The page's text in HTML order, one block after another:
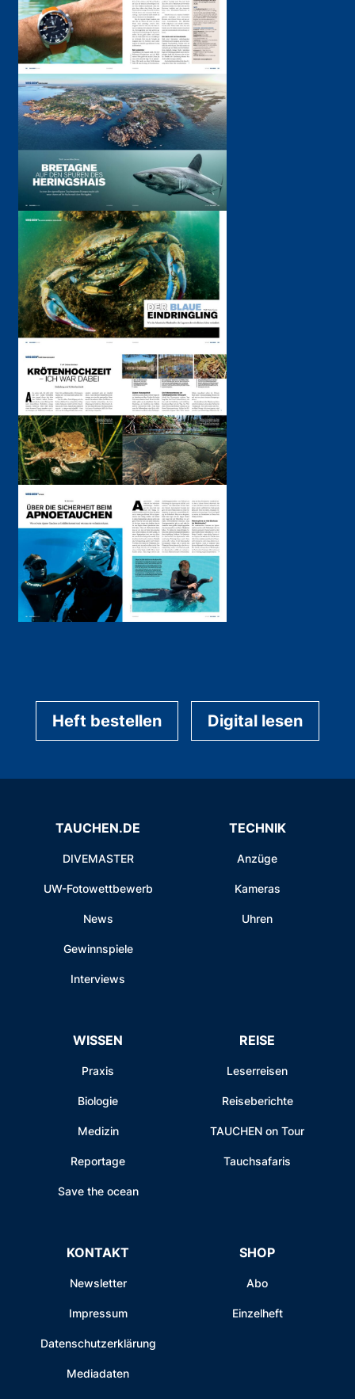
Heft bestellen Digital lesen
TAUCHEN.DE
DIVEMASTER
UW-Fotowettbewerb
News
Gewinnspiele
Interviews
TECHNIK
Anzüge
Kameras
Uhren
WISSEN
Praxis
Biologie
Medizin
Reportage
Save the ocean
REISE
Leserreisen
Reiseberichte
TAUCHEN on Tour
Tauchsafaris
KONTAKT
Newsletter
Impressum
Datenschutzerklärung
Mediadaten
SHOP
Abo
Einzelheft